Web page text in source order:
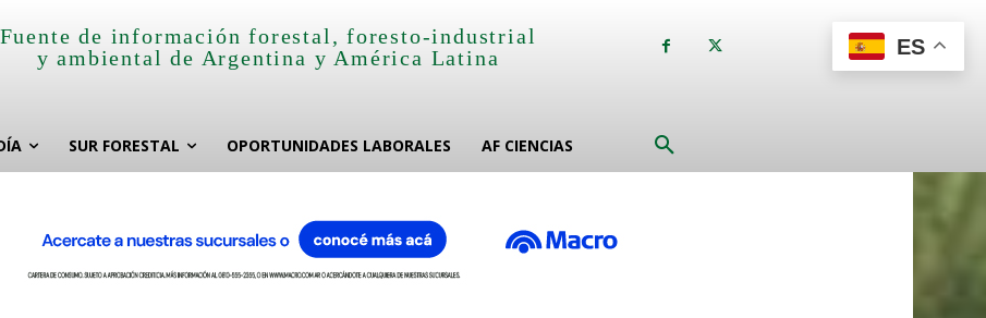
Fuente de información forestal, foresto-industrial
y ambiental de Argentina y América Latina
SUR FORESTAL OPORTUNIDADES LABORALES AF CIENCIAS
ES